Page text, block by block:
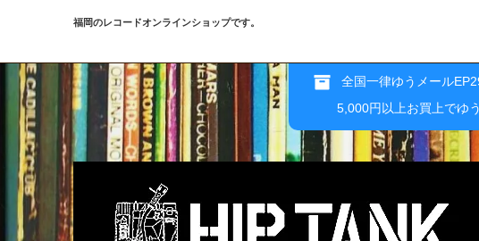
福岡のレコードオンラインショップです。
全国一律ゆうメール
5,000円以上お買上でゆ